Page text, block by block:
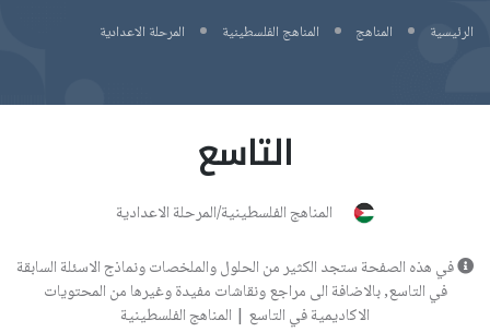
الرئيسية المناهج المناهج الفلسطينية المرحلة الاعدادية
التاسع
المناهج الفلسطينية/المرحلة الاعدادية
في هذه الصفحة ستجد الكثير من الحلول والملخصات ونماذج الاسئلة السابقة
في التاسع, بالاضافة الى مراجع ونقاشات مفيدة وغيرها من المحتويات
الاكاديمية في التاسع | المناهج الفلسطينية